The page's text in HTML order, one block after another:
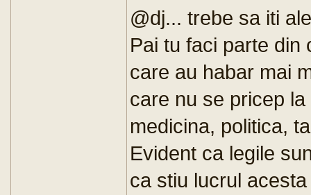
@dj... trebe sa iti
Pai tu faci parte din
care au habar mai
care nu se pricep
medicina, politica,
Evident ca legile
ca stiu lucrul